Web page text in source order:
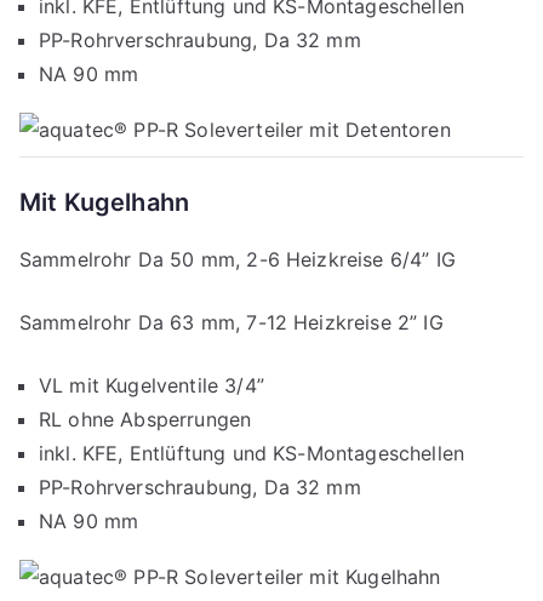
inkl. KFE, Entlüftung und KS-Montageschellen
PP-Rohrverschraubung, Da 32 mm
NA 90 mm
Mit Kugelhahn
Sammelrohr Da 50 mm, 2-6 Heizkreise 6/4” IG
Sammelrohr Da 63 mm, 7-12 Heizkreise 2” IG
VL mit Kugelventile 3/4”
RL ohne Absperrungen
inkl. KFE, Entlüftung und KS-Montageschellen
PP-Rohrverschraubung, Da 32 mm
NA 90 mm